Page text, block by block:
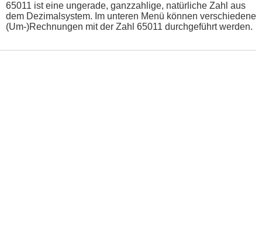
65011 ist eine ungerade, ganzzahlige, natürliche Zahl aus
dem Dezimalsystem. Im unteren Menü können verschiedene
(Um-)Rechnungen mit der Zahl 65011 durchgeführt werden.